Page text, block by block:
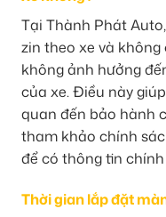
Tại Thành Phát
zin theo xe và
không ảnh hưởng
của xe. Điều này
quan đến bảo hành
tham khảo chính
để có thông tin
Thời gian lắp đặt